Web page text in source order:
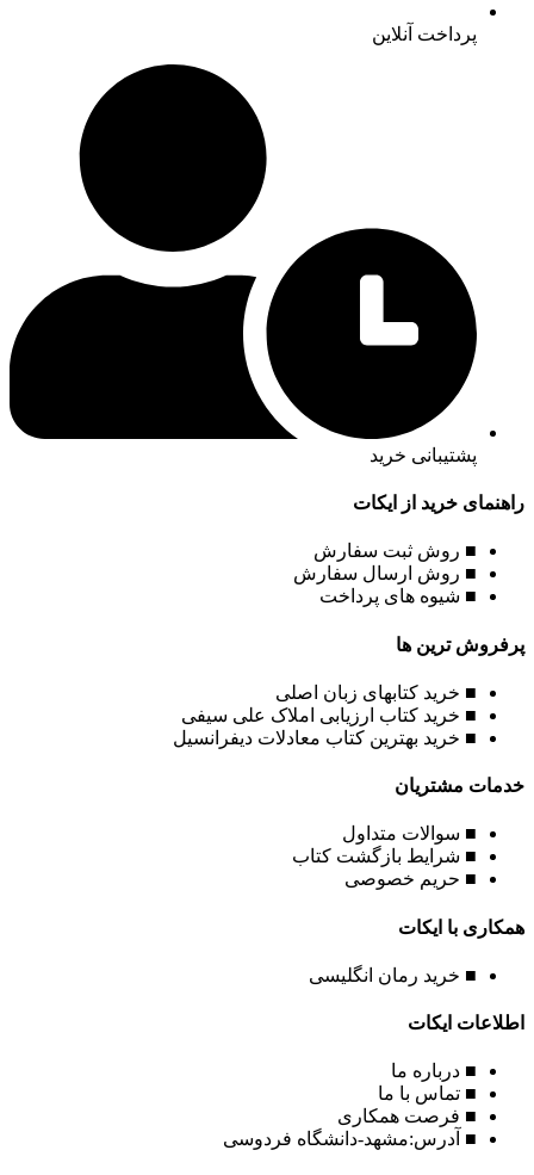
پرداخت آنلاین
پشتیبانی خرید
راهنمای خرید از ایکات
■ روش ثبت سفارش
■ روش ارسال سفارش
■ شیوه های پرداخت
پرفروش ترین ها
■ خرید کتابهای زبان اصلی
■ خرید کتاب ارزیابی املاک علی سیفی
■ خرید بهترین کتاب معادلات دیفرانسیل
خدمات مشتریان
■ سوالات متداول
■ شرایط بازگشت کتاب
■ حریم خصوصی
همکاری با ایکات
■ خرید رمان انگلیسی
اطلاعات ایکات
■ درباره ما
■ تماس با ما
■ فرصت همکاری
■ آدرس:مشهد-دانشگاه فردوسی